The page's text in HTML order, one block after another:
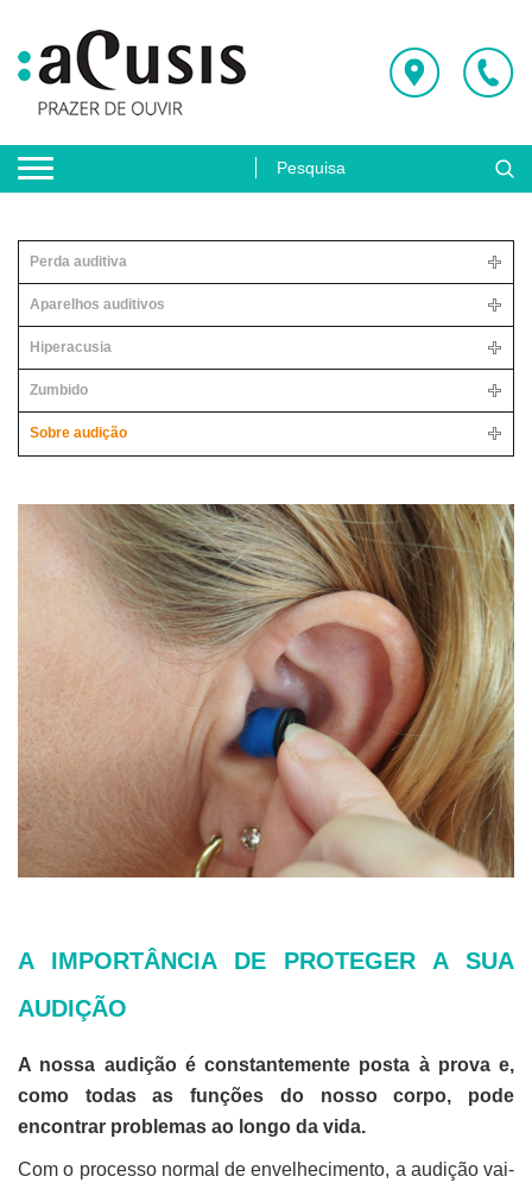
Perda auditiva
Aparelhos auditivos
Hiperacusia
Zumbido
Sobre audição
A IMPORTÂNCIA DE PROTEGER A SUA
AUDIÇÃO
A nossa audição é constantemente posta à prova e,
como todas as funções do nosso corpo, pode
encontrar problemas ao longo da vida.
Com o processo normal de envelhecimento, a audição vai-